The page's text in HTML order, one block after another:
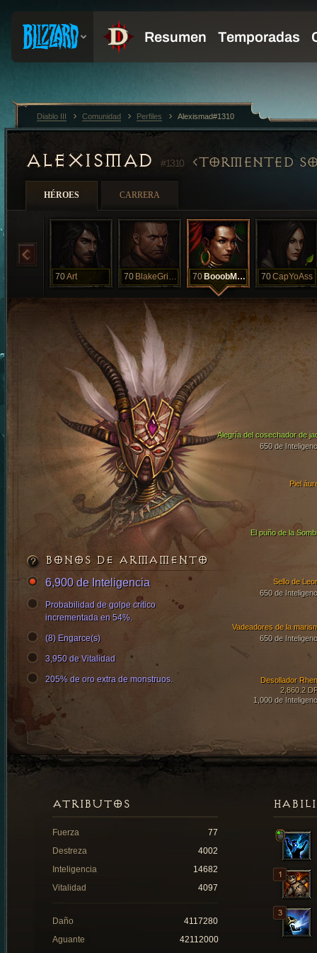
ALEXISMAD #1310 TORMENTED
HÉROES CARRERA
70Art 70 BlakeGriffin 70 BooobMarley 70CapYoAss
Piel
El puño de la
Alegría del cosechador de
650 de
Vadeadores de la
650 de
Desollador
2,860.2
1,000 de
Sello de
650 de
BONOS DE ARMAMENTO
6,900 de Inteligencia
Probabilidad de golpe crítico
incrementada en 54%.
(8) Engarce(s)
3,950 de Vitalidad
205% de oro extra de monstruos.
ATRIBUTOS
Fuerza
77
Destreza
4002
Inteligencia
14682
Vitalidad
4097
Daño
4117280
Aguante
42112000
Diablo III Comunidad Perfiles Alexismad#1310